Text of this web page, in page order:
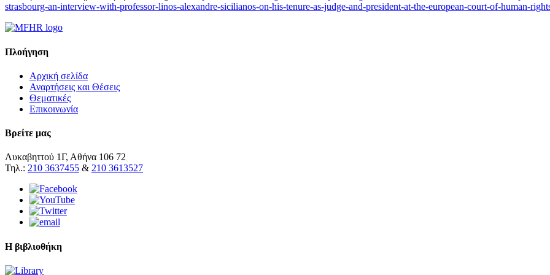
strasbourg-an-interview-with-professor-linos-alexandre-sicilianos-on-his-tenure-as-judge-and-president-at-the-european-court-of-human-
Πλοήγηση
Αρχική σελίδα
Αναρτήσεις και Θέσεις
Θεματικές
Επικοινωνία
Βρείτε μας
Λυκαβηττού 1Γ, Αθήνα 106 72
Τηλ.: 210 3637455 & 210 3613527
Η βιβλιοθήκη